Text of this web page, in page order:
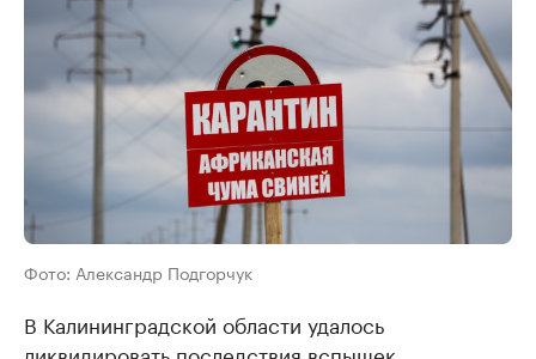
Фото: Александр Подгорчук
В Калининградской области удалось